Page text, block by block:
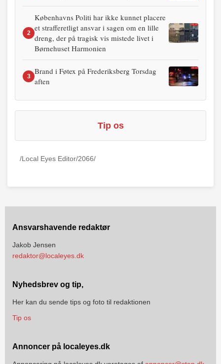
2
Københavns Politi har ikke kunnet placere
et strafferetligt ansvar i sagen om en lille
dreng, der på tragisk vis mistede livet i
Børnehuset Harmonien
3
Brand i Føtex på Frederiksberg Torsdag
aften
Tip os
/Local Eyes Editor/2066/
Ansvarshavende redaktør
Jakob Jensen
redaktor@localeyes.dk
Nyhedsbrev og tip,
Her kan du sende tips og foto til redaktionen
Tip os
Annoncer på localeyes.dk